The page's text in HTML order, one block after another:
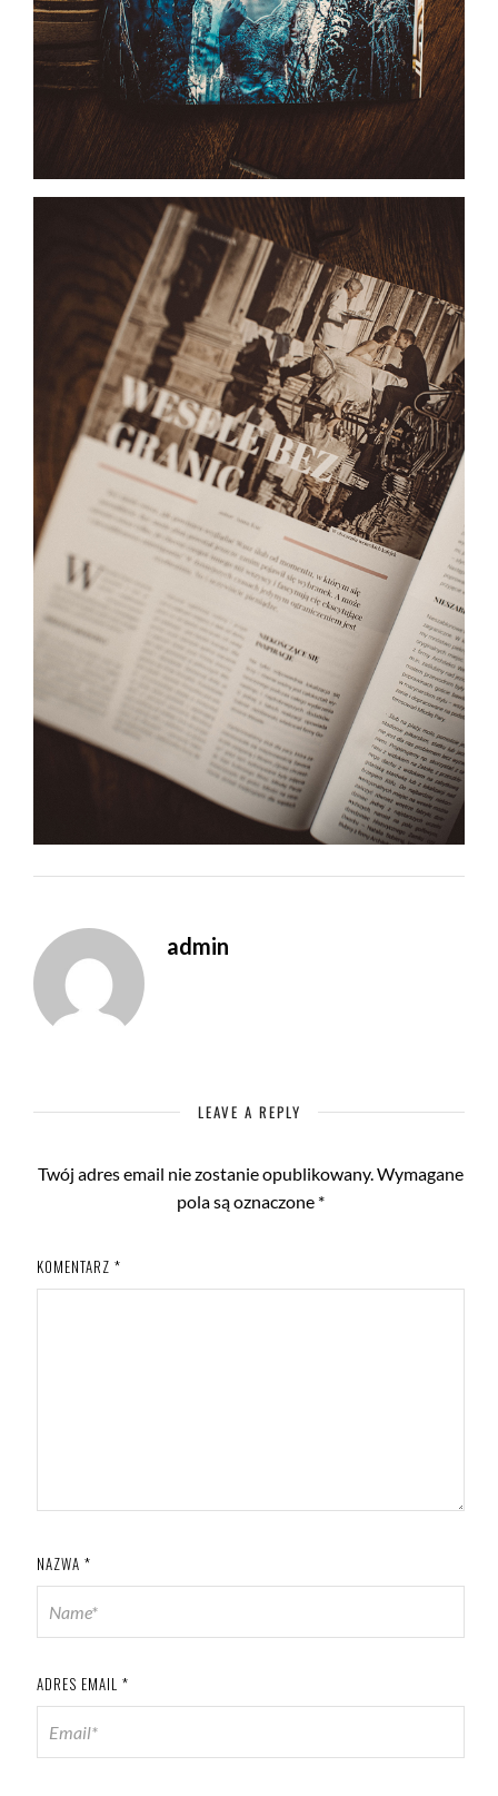
admin
LEAVE A REPLY
Twój adres email nie zostanie opublikowany. Wymagane
pola są oznaczone *
KOMENTARZ *
NAZWA *
ADRES EMAIL *